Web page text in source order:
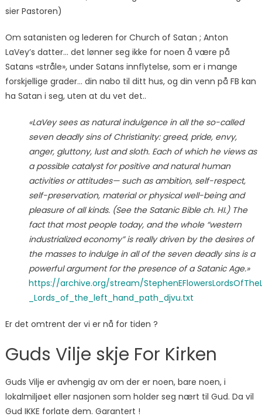
sier Pastoren)
Om satanisten og lederen for Church of Satan ; Anton
LaVey’s datter… det lønner seg ikke for noen å være på
Satans «stråle», under Satans innflytelse, som er i mange
forskjellige grader… din nabo til ditt hus, og din venn på FB kan
ha Satan i seg, uten at du vet det..
«LaVey sees as natural indulgence in all the so-called
seven deadly sins of Christianity: greed, pride, envy,
anger, gluttony, lust and sloth. Each of which he views as
a possible catalyst for positive and natural human
activities or attitudes— such as ambition, self-respect,
self-preservation, material or physical well-being and
pleasure of all kinds. (See the Satanic Bible ch. HI.) The
fact that most people today, and the whole “western
industrialized economy” is really driven by the desires of
the masses to indulge in all of the seven deadly sins is a
powerful argument for the presence of a Satanic Age.»
https://archive.org/stream/
_Lords_of_the_left_hand_path_djvu.txt
Er det omtrent der vi er nå for tiden ?
Guds Vilje skje For Kirken
Guds Vilje er avhengig av om der er noen, bare noen, i
lokalmiljøet eller nasjonen som holder seg nært til Gud. Da vil
Gud IKKE forlate dem. Garantert !